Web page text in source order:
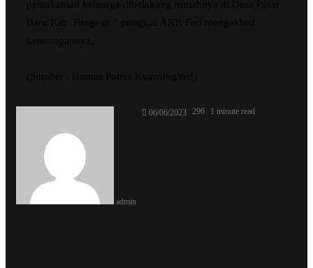
pemakaman keluarga dibelakang rumahnya di Desa Pasar
Baru Kec. Pangean ” pungkas AKP. Feri mengakhiri
keterangannya.
(Sumber : Humas Polres Kuansing/red)
admin
Send06/06/2023 296 1 minute read